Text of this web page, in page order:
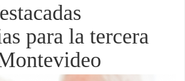
para la tercera